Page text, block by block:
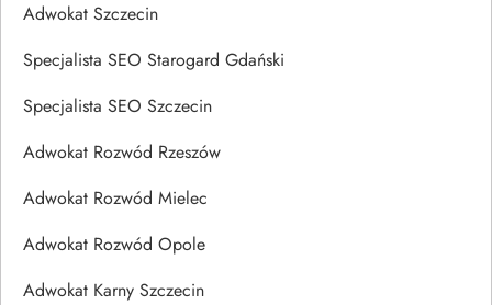
Adwokat Szczecin
Specjalista SEO Starogard Gdański
Specjalista SEO Szczecin
Adwokat Rozwód Rzeszów
Adwokat Rozwód Mielec
Adwokat Rozwód Opole
Adwokat Karny Szczecin